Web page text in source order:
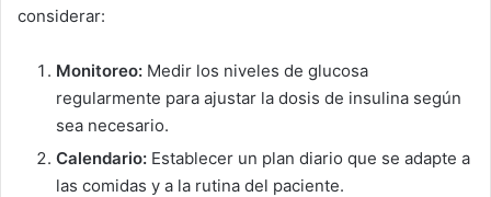
considerar:
Monitoreo: Medir los niveles de glucosa
regularmente para ajustar la dosis de insulina según
sea necesario.
Calendario: Establecer un plan diario que se adapte a
las comidas y a la rutina del paciente.